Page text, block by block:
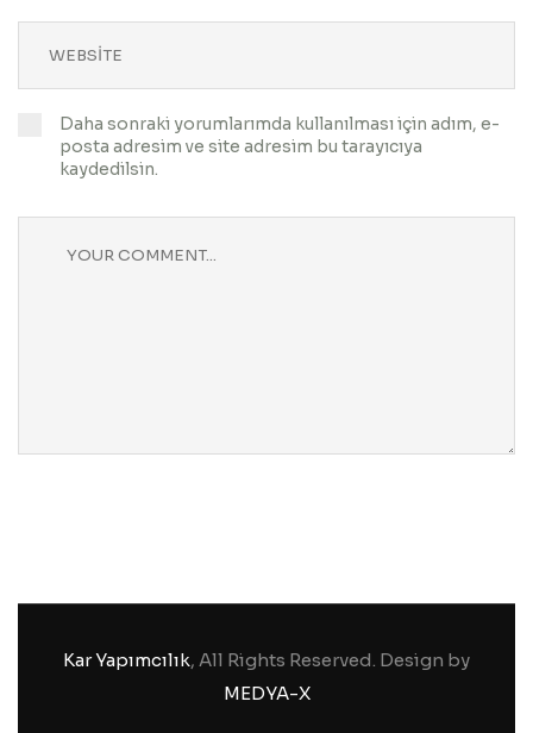
Daha sonraki yorumlarımda kullanılması için adım, e-
posta adresim ve site adresim bu tarayıcıya
kaydedilsin.
Kar Yapımcılık, All Rights Reserved. Design by
MEDYA-X